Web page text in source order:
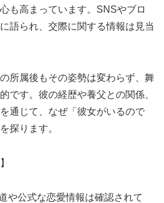
も高まっています。SNSやブロ
語られ、交際に関する情報は見当
所属後もその姿勢は変わらず、舞
です。彼の経歴や養父との関係、
通じて、なぜ「彼女がいるので
探ります。
や公式な恋愛情報は確認されて